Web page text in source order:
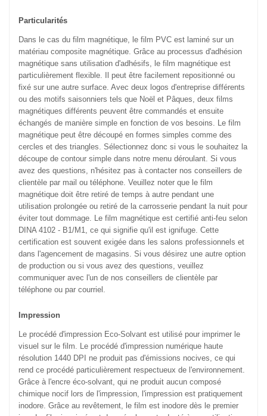
Particularités
Dans le cas du film magnétique, le film PVC est laminé sur un
matériau composite magnétique. Grâce au processus d'adhésion
magnétique sans utilisation d'adhésifs, le film magnétique est
particulièrement flexible. Il peut être facilement repositionné ou
fixé sur une autre surface. Avec deux logos d'entreprise différents
ou des motifs saisonniers tels que Noël et Pâques, deux films
magnétiques différents peuvent être commandés et ensuite
échangés de manière simple en fonction de vos besoins. Le film
magnétique peut être découpé en formes simples comme des
cercles et des triangles. Sélectionnez donc si vous le souhaitez la
découpe de contour simple dans notre menu déroulant. Si vous
avez des questions, n'hésitez pas à contacter nos conseillers de
clientèle par mail ou téléphone. Veuillez noter que le film
magnétique doit être retiré de temps à autre pendant une
utilisation prolongée ou retiré de la carrosserie pendant la nuit pour
éviter tout dommage. Le film magnétique est certifié anti-feu selon
DINA 4102 - B1/M1, ce qui signifie qu'il est ignifuge. Cette
certification est souvent exigée dans les salons professionnels et
dans l'agencement de magasins. Si vous désirez une autre option
de production ou si vous avez des questions, veuillez
communiquer avec l'un de nos conseillers de clientèle par
téléphone ou par courriel.
Impression
Le procédé d'impression Eco-Solvant est utilisé pour imprimer le
visuel sur le film. Le procédé d'impression numérique haute
résolution 1440 DPI ne produit pas d'émissions nocives, ce qui
rend ce procédé particulièrement respectueux de l'environnement.
Grâce à l'encre éco-solvant, qui ne produit aucun composé
chimique nocif lors de l'impression, l'impression est pratiquement
inodore. Grâce au revêtement, le film est inodore dès le premier